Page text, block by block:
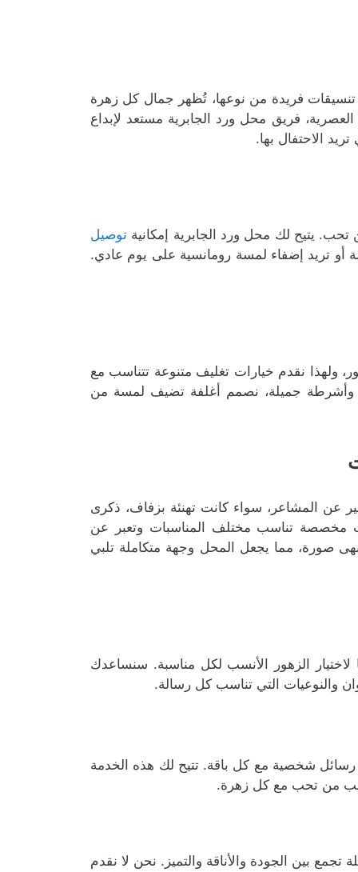
فريدة من نوعها، تُظهر جمال كل زهرة
العصرية، فريق محل ورد الجابرية مستعد لإبداع
الاحتفال بها.
يتيح لك محل ورد الجابرية إمكانية توصيل
أو تريد إضفاء لمسة رومانسية على يوم عادي.
ولهذا نقدم خيارات تغليف متنوعة تتناسب مع
وأشرطة جميلة، نصمم أغلفة تضيف لمسة من
عن المشاعر، سواء كانت تهنئة بزفاف، ذكرى
مخصصة تناسب مختلف المناسبات وتعبر عن
صورة، مما يجعل المحل وجهة متكاملة تلبي
الزهور الأنسب لكل مناسبة. سنساعدك
والنوعيات التي تناسب كل رسالة.
شخصية مع كل باقة. تتيح لك هذه الخدمة
قلب من تحب مع كل زهرة.
بين الجودة والأناقة والتميز. نحن لا نقدم